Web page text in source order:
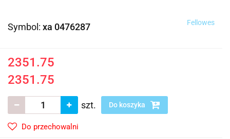
Symbol: xa 0476287 Fellowes
2351.75
2351.75
szt. Do koszyka
Do przechowalni